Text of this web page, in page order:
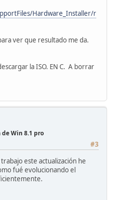
Hardware_Installer/r
ver que resultado me da.
la ISO. EN C. A borrar
Win 8.1 pro
#3
este actualización he
fué evolucionando el